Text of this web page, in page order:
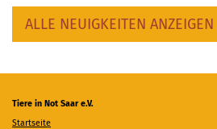
ALLE NEUIGKEITEN ANZEIGEN
Tiere in Not Saar e.V.
Startseite